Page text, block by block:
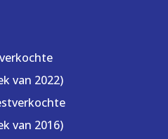
van 2022)
van 2016)